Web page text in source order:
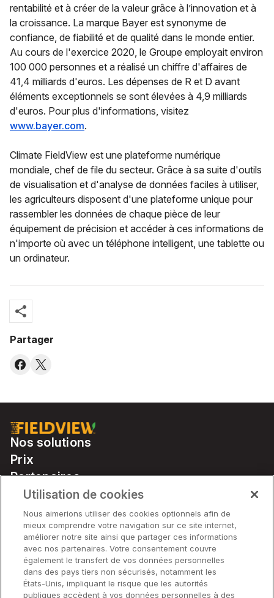
rentabilité et à créer de la valeur grâce à l’innovation et à
la croissance. La marque Bayer est synonyme de
confiance, de fiabilité et de qualité dans le monde entier.
Au cours de l'exercice 2020, le Groupe employait environ
100 000 personnes et a réalisé un chiffre d'affaires de
41,4 milliards d'euros. Les dépenses de R et D avant
éléments exceptionnels se sont élevées à 4,9 milliards
d'euros. Pour plus d'informations, visitez
www.bayer.com.
Climate FieldView est une plateforme numérique
mondiale, chef de file du secteur. Grâce à sa suite d'outils
de visualisation et d'analyse de données faciles à utiliser,
les agriculteurs disposent d'une plateforme unique pour
rassembler les données de chaque pièce de leur
équipement de précision et accéder à ces informations de
n'importe où avec un téléphone intelligent, une tablette ou
un ordinateur.
share
Partager
Nos solutions
Prix
Partenaires
Notre matériel
Soutien
Solutions
Matériel
Utilisation de cookies
Nous aimerions utiliser des cookies optionnels afin de
mieux comprendre votre navigation sur ce site internet,
améliorer notre site ainsi que partager ces informations
avec nos partenaires. Votre consentement couvre
également le transfert de vos données personnelles
dans des pays tiers non sécurisés, notamment les
États-Unis, impliquant le risque que les autorités
publiques accèdent à vos données personnelles à des